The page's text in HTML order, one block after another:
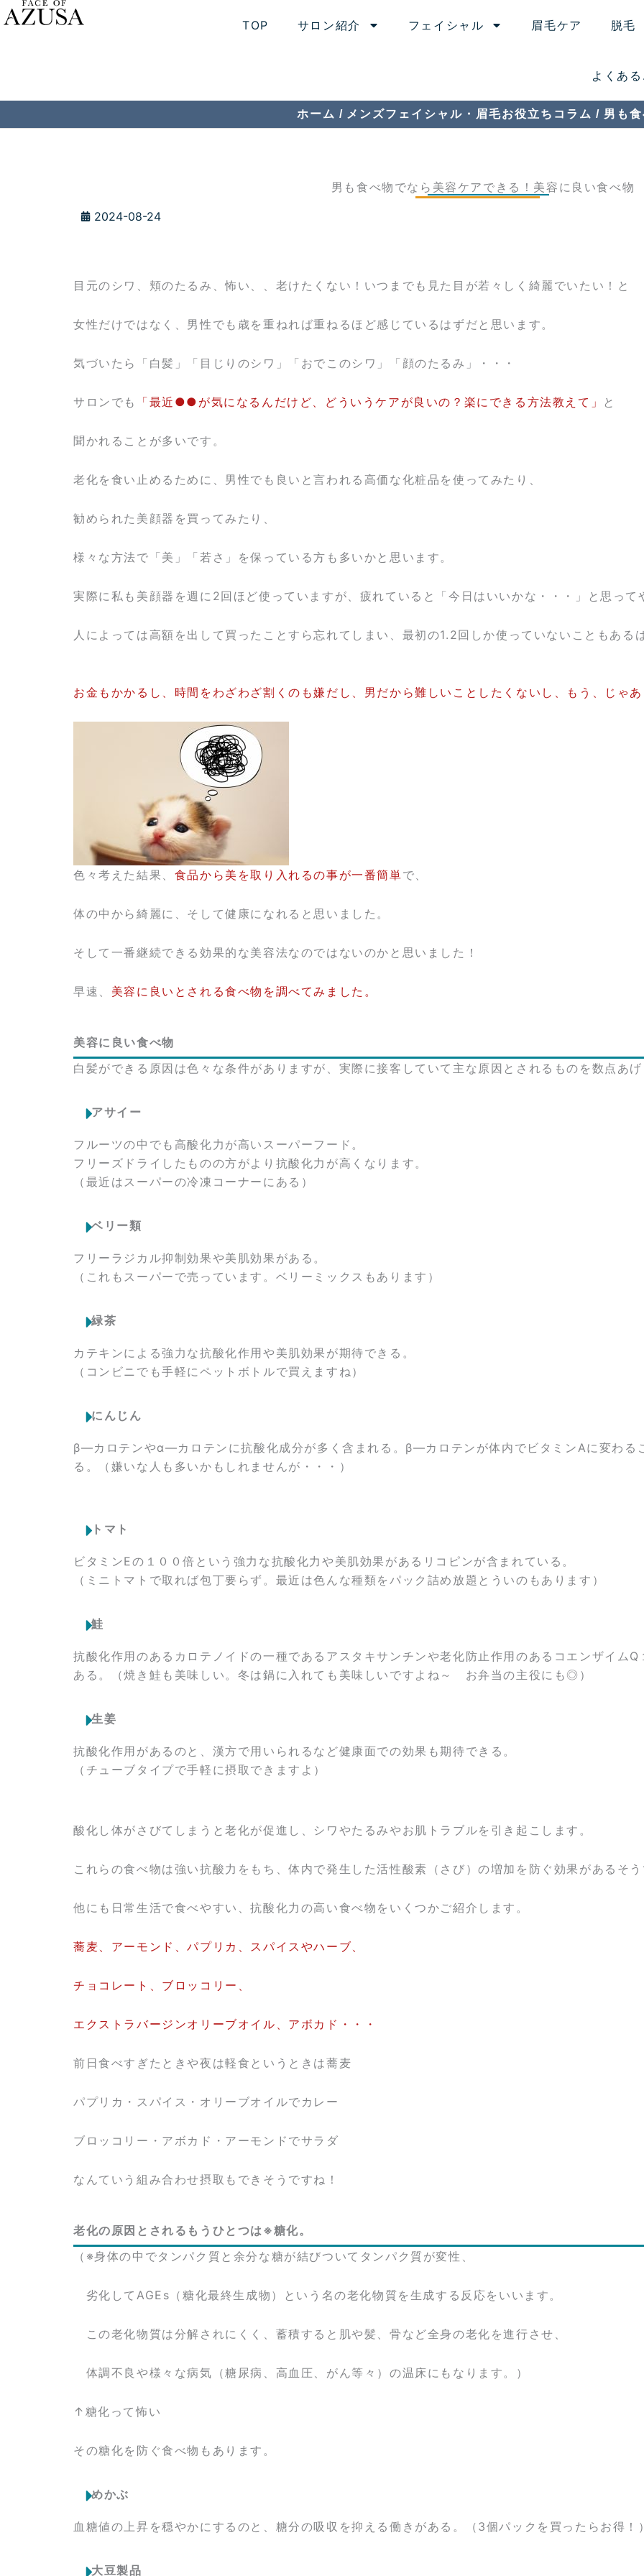
内
容
ッ
TOP サロン紹介 フェイシャル 眉毛ケア 脱毛
よくあ
ホーム メンズフェイシャル・眉毛お役立ちコラム 男も
男も食べ物でなら美容ケアできる！ 美容に良い食べ物
2024-08-24
目元のシワ、頬のたるみ、怖い、、老けたくない！いつまでも見た目が若々しく綺麗でいたい！と
女性だけではなく、男性でも歳を重ねれば重ねるほど感じているはずだと思います。
気づいたら「白髪」「目じりのシワ」「おでこのシワ」「顔のたるみ」・・・
サロンでも 「最近●●が気になるんだけど、どういうケアが良いの？楽にできる方法教えて」 と
聞かれることが多いです。
老化を食い止めるために、男性でも良いと言われる高価な化粧品を使ってみたり、
勧められた美顔器を買ってみたり、
様々な方法で「美」「若さ」を保っている方も多いかと思います。
実際に私も美顔器を週に2回ほど使っていますが、疲れていると「今日はいいかな・・・」と思って
人によっては高額を出して買ったことすら忘れてしまい、最初の1.2回しか使っていないこともある
お金もかかるし、時間をわざわざ割くのも嫌だし、男だから難しいことしたくないし、もう、じゃ
色々考えた結果、 食品から美を取り入れるの事が一番簡単で、
体の中から綺麗に、そして健康になれると思いました。
そして一番継続できる効果的な美容法なのではないのかと思いました！
早速、 美容に良いとされる食べ物を調べてみました。
美容に良い食べ物
白髪ができる原因は色々な条件がありますが、実際に接客していて主な原因とされるものを数点あ
アサイー
フルーツの中でも高酸化力が高いスーパーフード。
フリーズドライしたものの方がより抗酸化力が高くなります。
（最近はスーパーの冷凍コーナーにある）
ベリー類
フリーラジカル抑制効果や美肌効果がある。
（これもスーパーで売っています。ベリーミックスもあります）
緑茶
カテキンによる強力な抗酸化作用や美肌効果が期待できる。
（コンビニでも手軽にペットボトルで買えますね）
にんじん
β―カロテンやα―カロテンに抗酸化成分が多く含まれる。β―カロテンが体内でビタミンAに変わる
る。（嫌いな人も多いかもしれませんが・・・）
トマト
ビタミンEの１００倍という強力な抗酸化力や美肌効果があるリコピンが含まれている。
（ミニトマトで取れば包丁要らず。最近は色んな種類をパック詰め放題とういのもあります）
鮭
抗酸化作用のあるカロテノイドの一種であるアスタキサンチンや老化防止作用のあるコエンザイム
ある。（焼き鮭も美味しい。冬は鍋に入れても美味しいですよね～ お弁当の主役にも◎）
生姜
抗酸化作用があるのと、漢方で用いられるなど健康面での効果も期待できる。
（チューブタイプで手軽に摂取できますよ）
酸化し体がさびてしまうと老化が促進し、シワやたるみやお肌トラブルを引き起こします。
これらの食べ物は強い抗酸力をもち、体内で発生した活性酸素（さび）の増加を防ぐ効果があるそ
他にも日常生活で食べやすい、抗酸化力の高い食べ物をいくつかご紹介します。
蕎麦、アーモンド、パプリカ、スパイスやハーブ、
チョコレート、ブロッコリー、
エクストラバージンオリーブオイル、アボカド・・・
前日食べすぎたときや夜は軽食というときは蕎麦
パプリカ・スパイス・オリーブオイルでカレー
ブロッコリー・アボカド・アーモンドでサラダ
なんていう組み合わせ摂取もできそうですね！
老化の原因とされるもうひとつは※糖化。
（※身体の中でタンパク質と余分な糖が結びついてタンパク質が変性、
劣化してAGEs（糖化最終生成物）という名の老化物質を生成する反応をいいます。
この老化物質は分解されにくく、蓄積すると肌や髪、骨など全身の老化を進行させ、
体調不良や様々な病気（糖尿病、高血圧、がん等々）の温床にもなります。）
↑糖化って怖い
その糖化を防ぐ食べ物もあります。
めかぶ
血糖値の上昇を穏やかにするのと、糖分の吸収を抑える働きがある。（3個パックを買ったらお得！
大豆製品